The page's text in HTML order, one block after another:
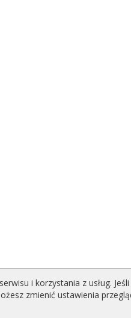
i korzystania z usług.
zmienić ustawienia